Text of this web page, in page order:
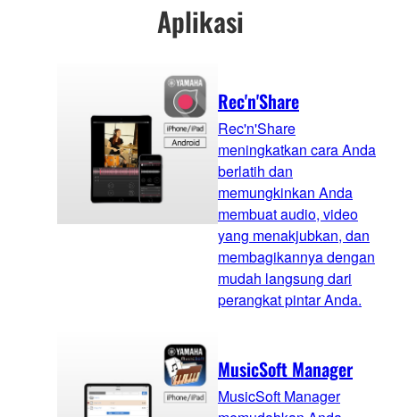
Aplikasi
Rec'n'Share
Rec'n'Share
meningkatkan cara Anda
berlatih dan
memungkinkan Anda
membuat audio, video
yang menakjubkan, dan
membagikannya dengan
mudah langsung dari
perangkat pintar Anda.
MusicSoft Manager
MusicSoft Manager